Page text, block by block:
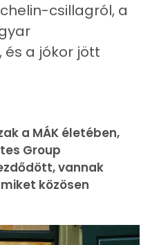
csillagról, a
a jókor jött
a MÁK életében,
Group
vannak
közösen